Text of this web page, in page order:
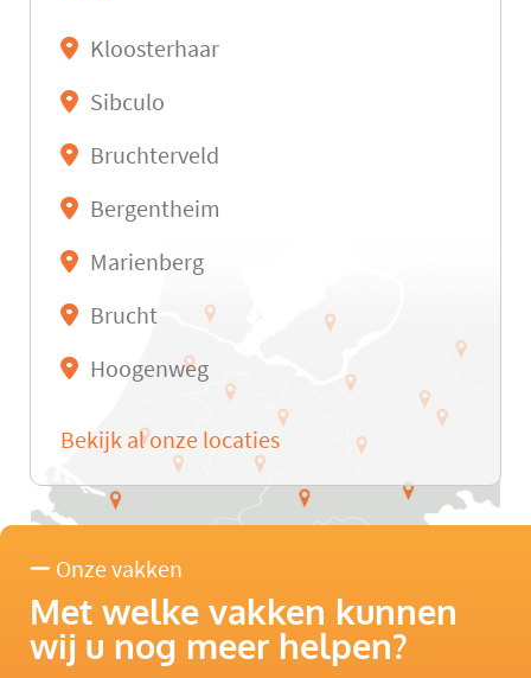
Kloosterhaar
Sibculo
Bruchterveld
Bergentheim
Marienberg
Brucht
Hoogenweg
Bekijk al onze locaties
Onze vakken
Met welke vakken kunnen
wij u nog meer helpen?